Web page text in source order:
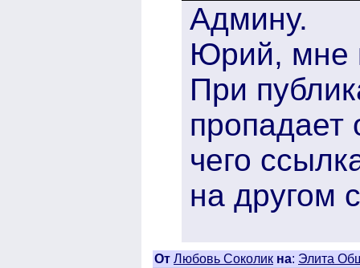
Админу.
Юрий, мне
При
пропадает
чего
на другом
От Любовь Соколик на: Элита